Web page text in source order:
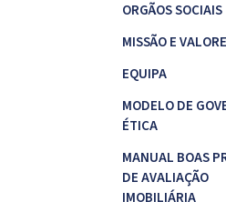
ORGÃOS SOCIAIS
MISSÃO E
EQUIPA
MODELO DE
ÉTICA
MANUAL BOAS
DE AVALIAÇÃO
IMOBILIÁRIA